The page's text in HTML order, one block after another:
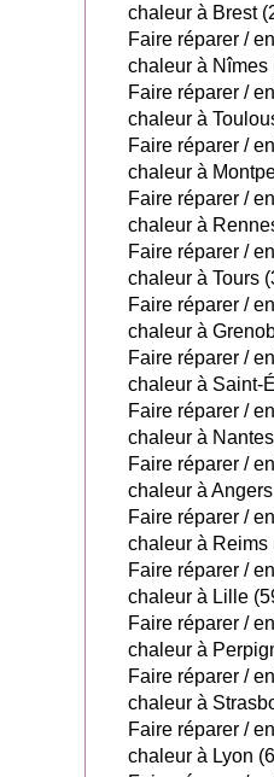
chaleur à Brest
Faire réparer /
chaleur à Nîmes
Faire réparer /
chaleur à
Faire réparer /
chaleur à
Faire réparer /
chaleur à
Faire réparer /
chaleur à Tours
Faire réparer /
chaleur à
Faire réparer /
chaleur à Saint-
Faire réparer /
chaleur à
Faire réparer /
chaleur à
Faire réparer /
chaleur à Reims
Faire réparer /
chaleur à Lille
Faire réparer /
chaleur à
Faire réparer /
chaleur à
Faire réparer /
chaleur à Lyon